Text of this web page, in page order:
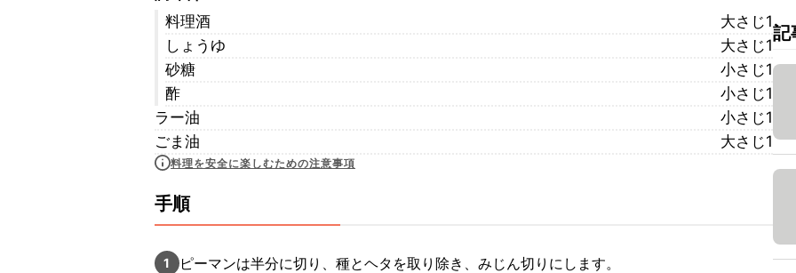
料理酒
大さじ1
しょうゆ
大さじ1
砂糖
小さじ1
酢
小さじ1
ラー油
小さじ1
ごま油
大さじ1
料理を安全に楽しむための注意事項
手順
1 ピーマンは半分に切り、種とヘタを取り除き、みじん切りにします。
記